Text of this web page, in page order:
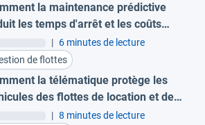
la maintenance prédictive
les temps d'arrêt et les coûts
les grandes flottes
| 6 minutes de lecture
de flottes
la télématique protège les
des flottes de location et de
| 8 minutes de lecture